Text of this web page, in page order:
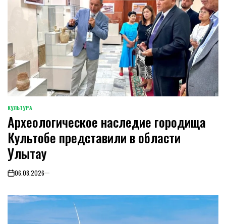
POSTED
IN
КУЛЬТУРА
Археологическое наследие городища
Культобе представили в области
Улытау
on06.08.2026